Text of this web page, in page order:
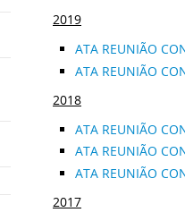
2019
ATA REUNIÃO
ATA REUNIÃO
2018
ATA REUNIÃO
ATA REUNIÃO
ATA REUNIÃO
2017